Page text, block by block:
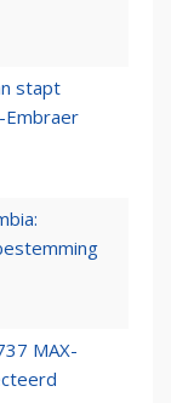
stapt
Embraer
MAX-